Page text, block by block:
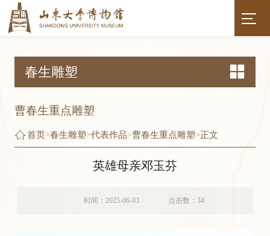
春生雕塑
曹春生重点雕塑
首页>春生雕塑>代表作品>曹春生重点雕塑>正文
英雄母亲邓玉芬
时间：2025-06-03 点击数：34